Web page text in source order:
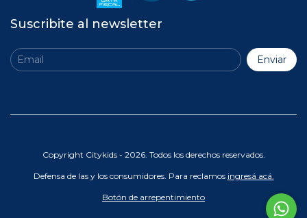
Suscribite al newsletter
Copyright Citykids - 2026. Todos los derechos reservados.
Defensa de las y los consumidores. Para reclamos ingresá acá.
Botón de arrepentimiento